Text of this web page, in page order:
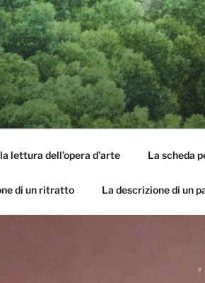
lettura dell’opera d’arte La scheda
di un ritratto La descrizione di un